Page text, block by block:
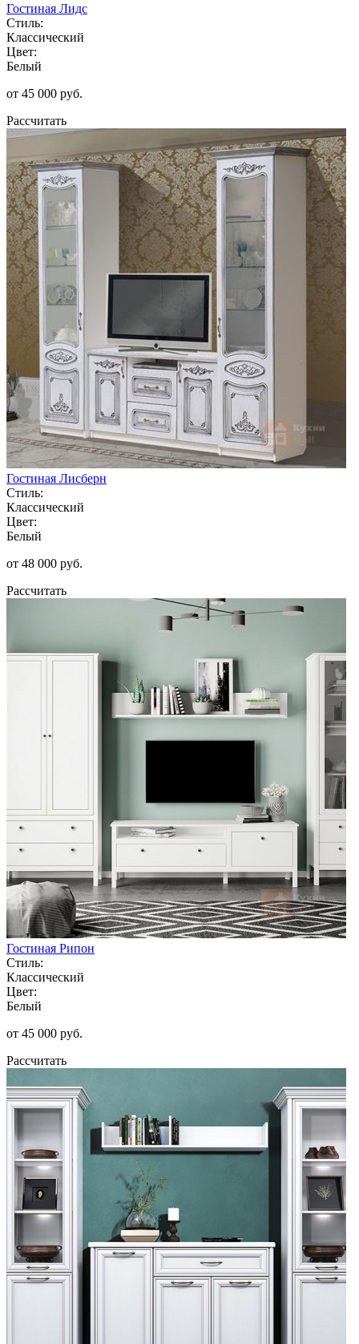
Гостиная Лидс
Стиль:
Классический
Цвет:
Белый
от 45 000 руб.
Рассчитать
Гостиная Лисберн
Стиль:
Классический
Цвет:
Белый
от 48 000 руб.
Рассчитать
Гостиная Рипон
Стиль:
Классический
Цвет:
Белый
от 45 000 руб.
Рассчитать